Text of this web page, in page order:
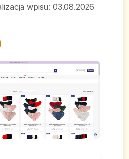
wpisu: 03.08.2026